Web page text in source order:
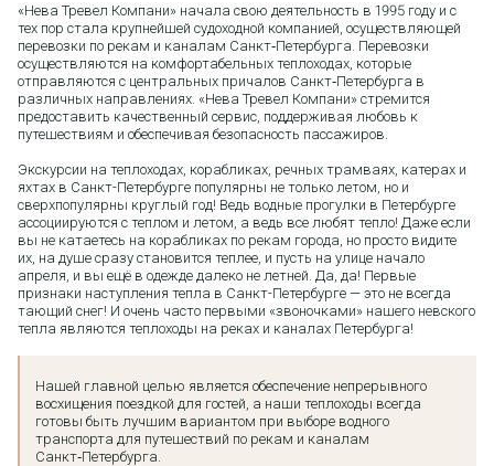
«Нева Тревел Компани» начала свою деятельность в 1995 году и с
тех пор стала крупнейшей судоходной компанией, осуществляющей
перевозки по рекам и каналам Санкт‑Петербурга. Перевозки
осуществляются на комфортабельных теплоходах, которые
отправляются с центральных причалов Санкт‑Петербурга в
различных направлениях. «Нева Тревел Компани» стремится
предоставить качественный сервис, поддерживая любовь к
путешествиям и обеспечивая безопасность пассажиров.
Экскурсии на теплоходах, корабликах, речных трамваях, катерах и
яхтах в Санкт-Петербурге популярны не только летом, но и
сверхпопулярны круглый год! Ведь водные прогулки в Петербурге
ассоциируются с теплом и летом, а ведь все любят тепло! Даже если
вы не катаетесь на корабликах по рекам города, но просто видите
их, на душе сразу становится теплее, и пусть на улице начало
апреля, и вы ещё в одежде далеко не летней. Да, да! Первые
признаки наступления тепла в Санкт-Петербурге — это не всегда
тающий снег! И очень часто первыми «звоночками» нашего невского
тепла являются теплоходы на реках и каналах Петербурга!
Нашей главной целью является обеспечение непрерывного
восхищения поездкой для гостей, а наши теплоходы всегда
готовы быть лучшим вариантом при выборе водного
транспорта для путешествий по рекам и каналам
Санкт‑Петербурга.